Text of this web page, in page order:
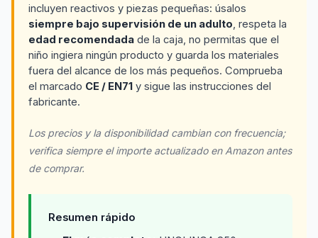
incluyen reactivos y piezas pequeñas: úsalos
siempre bajo supervisión de un adulto, respeta la
edad recomendada de la caja, no permitas que el
niño ingiera ningún producto y guarda los materiales
fuera del alcance de los más pequeños. Comprueba
el marcado CE / EN71 y sigue las instrucciones del
fabricante.
Los precios y la disponibilidad cambian con frecuencia;
verifica siempre el importe actualizado en Amazon antes
de comprar.
Resumen rápido